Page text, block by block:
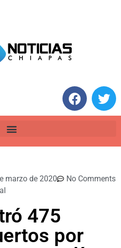
marzo de 2020
No Comments
475
por